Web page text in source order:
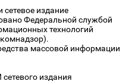
издание
Федеральной службой
технологий
массовой информации
издания